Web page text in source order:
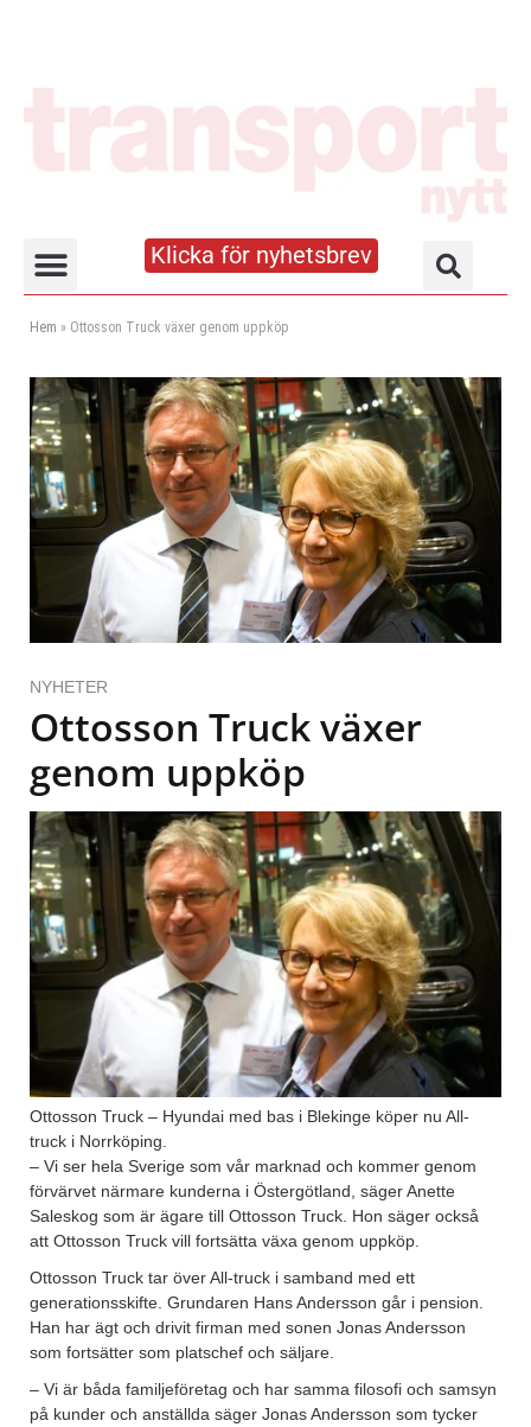
Klicka för nyhetsbrev
Hem » Ottosson Truck växer genom uppköp
NYHETER
Ottosson Truck växer
genom uppköp
Ottosson Truck – Hyundai med bas i Blekinge köper nu All-
truck i Norrköping.
– Vi ser hela Sverige som vår marknad och kommer genom
förvärvet närmare kunderna i Östergötland, säger Anette
Saleskog som är ägare till Ottosson Truck. Hon säger också
att Ottosson Truck vill fortsätta växa genom uppköp.
Ottosson Truck tar över All-truck i samband med ett
generationsskifte. Grundaren Hans Andersson går i pension.
Han har ägt och drivit firman med sonen Jonas Andersson
som fortsätter som platschef och säljare.
– Vi är båda familjeföretag och har samma filosofi och samsyn
på kunder och anställda säger Jonas Andersson som tycker